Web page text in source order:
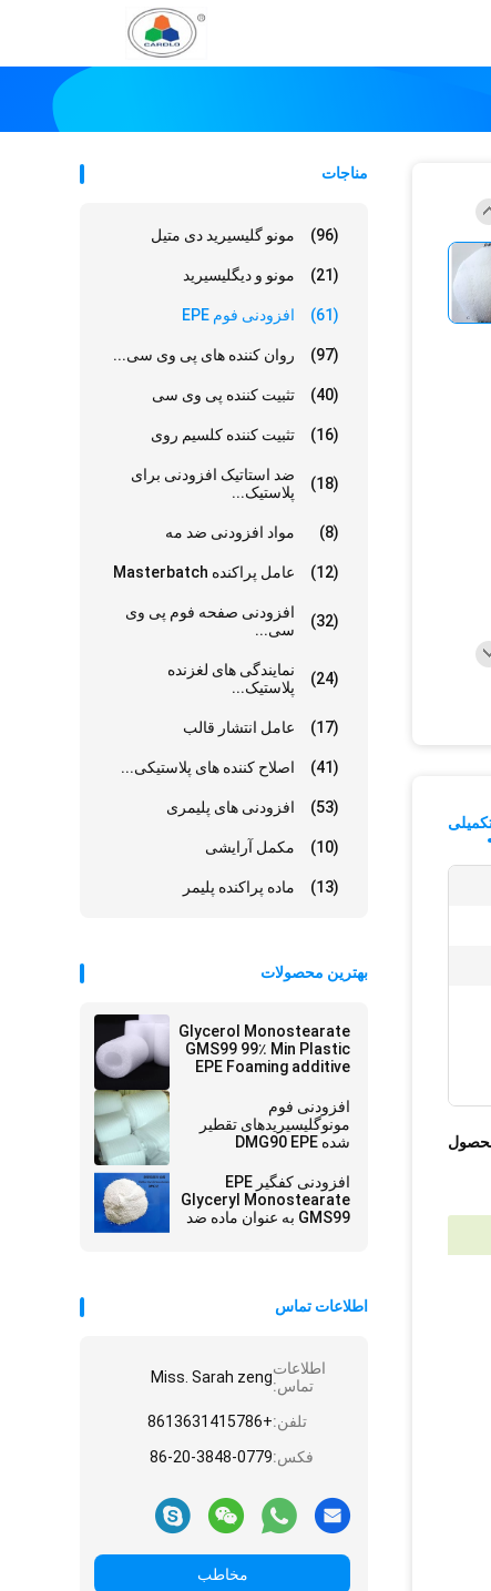
مناجات
مونو گلیسیرید دی متیل (96)
مونو و دیگلیسیرید (21)
افزودنی فوم EPE (61)
روان کننده های پی وی سی... (97)
تثبیت کننده پی وی سی (40)
تثبیت کننده کلسیم روی (16)
ضد استاتیک افزودنی برای
پلاستیک...
(18)
مواد افزودنی ضد مه (8)
عامل پراکنده Masterbatch (12)
افزودنی صفحه فوم پی وی
سی...
(32)
نمایندگی های لغزنده
پلاستیک...
(24)
عامل انتشار قالب (17)
اصلاح کننده های پلاستیکی... (41)
افزودنی های پلیمری (53)
مکمل آرایشی (10)
ماده پراکنده پلیمر (13)
بهترین محصولات
Glycerol Monostearate
GMS99 99٪ Min Plastic
EPE Foaming additive
افزودنی فوم
مونوگلیسیریدهای تقطیر
شده DMG90 EPE
افزودنی کفگیر EPE
Glyceryl Monostearate
GMS99 به عنوان ماده ضد
اطلاعات تماس
اطلاعات
تماس:Miss. Sarah zeng
تلفن:+8613631415786
فکس:86-20-3848-0779
مخاطب